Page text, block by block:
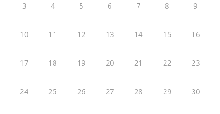
3 4 5 6 7 8 9
10 11 12 13 14 15 16
17 18 19 20 21 22 23
24 25 26 27 28 29 30